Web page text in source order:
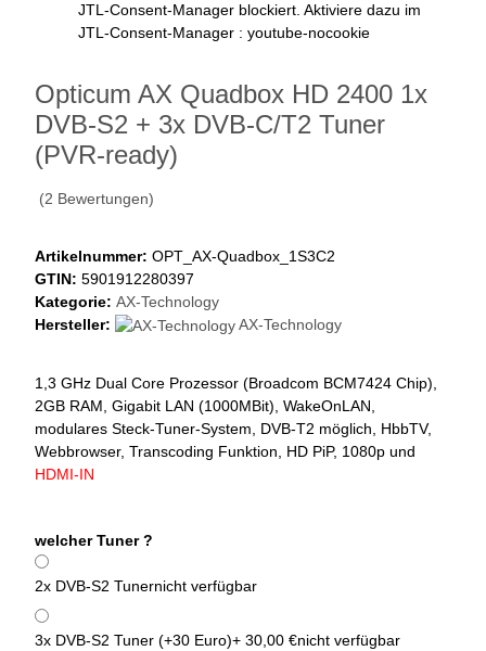
JTL-Consent-Manager blockiert. Aktiviere dazu im
JTL-Consent-Manager : youtube-nocookie
Opticum AX Quadbox HD 2400 1x
DVB-S2 + 3x DVB-C/T2 Tuner
(PVR-ready)
(2 Bewertungen)
Artikelnummer: OPT_AX-Quadbox_1S3C2
GTIN: 5901912280397
Kategorie: AX-Technology
Hersteller:
AX-Technology
1,3 GHz Dual Core Prozessor (Broadcom BCM7424 Chip),
2GB RAM, Gigabit LAN (1000MBit), WakeOnLAN,
modulares Steck-Tuner-System, DVB-T2 möglich, HbbTV,
Webbrowser, Transcoding Funktion, HD PiP, 1080p und
HDMI-IN
welcher Tuner ?
2x DVB-S2 Tunernicht verfügbar
3x DVB-S2 Tuner (+30 Euro)+ 30,00 €nicht verfügbar